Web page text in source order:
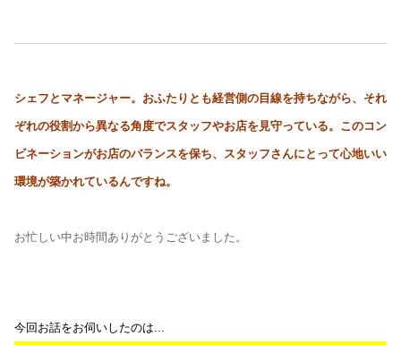
シェフとマネージャー。おふたりとも経営側の目線を持ちながら、それ
ぞれの役割から異なる角度でスタッフやお店を見守っている。このコン
ビネーションがお店のバランスを保ち、スタッフさんにとって心地いい
環境が築かれているんですね。
お忙しい中お時間ありがとうございました。
今回お話をお伺いしたのは...